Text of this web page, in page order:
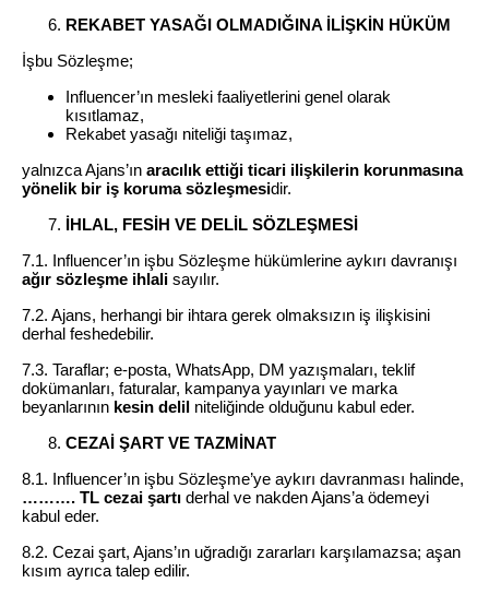
REKABET YASAĞI OLMADIĞINA İLİŞKİN HÜKÜM
İşbu Sözleşme;
Influencer’ın mesleki faaliyetlerini genel olarak
kısıtlamaz,
Rekabet yasağı niteliği taşımaz,
yalnızca Ajans’ın aracılık ettiği ticari ilişkilerin korunmasına
yönelik bir iş koruma sözleşmesidir.
İHLAL, FESİH VE DELİL SÖZLEŞMESİ
7.1. Influencer’ın işbu Sözleşme hükümlerine aykırı davranışı
ağır sözleşme ihlali sayılır.
7.2. Ajans, herhangi bir ihtara gerek olmaksızın iş ilişkisini
derhal feshedebilir.
7.3. Taraflar; e-posta, WhatsApp, DM yazışmaları, teklif
dokümanları, faturalar, kampanya yayınları ve marka
beyanlarının kesin delil niteliğinde olduğunu kabul eder.
CEZAİ ŞART VE TAZMİNAT
8.1. Influencer’ın işbu Sözleşme’ye aykırı davranması halinde,
………. TL cezai şartı derhal ve nakden Ajans’a ödemeyi
kabul eder.
8.2. Cezai şart, Ajans’ın uğradığı zararları karşılamazsa; aşan
kısım ayrıca talep edilir.